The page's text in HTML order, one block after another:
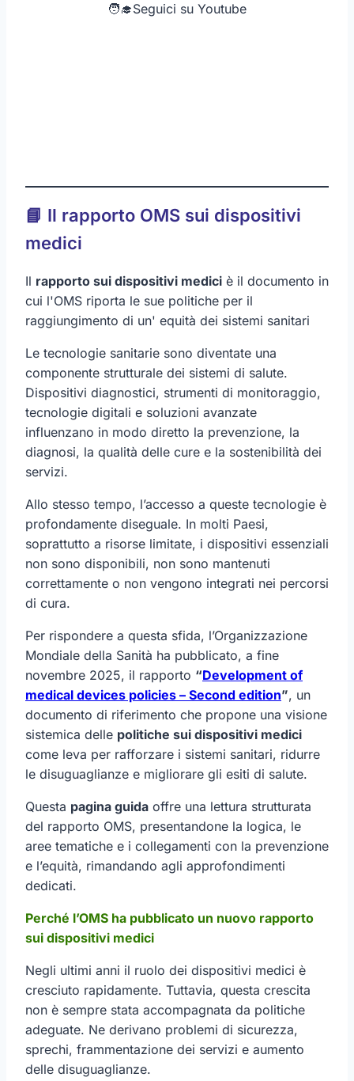
🧑‍🎓Seguici su Youtube
📘 Il rapporto OMS sui dispositivi
medici
Il rapporto sui dispositivi medici è il documento in
cui l'OMS riporta le sue politiche per il
raggiungimento di un' equità dei sistemi sanitari
Le tecnologie sanitarie sono diventate una
componente strutturale dei sistemi di salute.
Dispositivi diagnostici, strumenti di monitoraggio,
tecnologie digitali e soluzioni avanzate
influenzano in modo diretto la prevenzione, la
diagnosi, la qualità delle cure e la sostenibilità dei
servizi.
Allo stesso tempo, l’accesso a queste tecnologie è
profondamente diseguale. In molti Paesi,
soprattutto a risorse limitate, i dispositivi essenziali
non sono disponibili, non sono mantenuti
correttamente o non vengono integrati nei percorsi
di cura.
Per rispondere a questa sfida, l’Organizzazione
Mondiale della Sanità ha pubblicato, a fine
novembre 2025, il rapporto “Development of
medical devices policies – Second edition”, un
documento di riferimento che propone una visione
sistemica delle politiche sui dispositivi medici
come leva per rafforzare i sistemi sanitari, ridurre
le disuguaglianze e migliorare gli esiti di salute.
Questa pagina guida offre una lettura strutturata
del rapporto OMS, presentandone la logica, le
aree tematiche e i collegamenti con la prevenzione
e l’equità, rimandando agli approfondimenti
dedicati.
Perché l’OMS ha pubblicato un nuovo rapporto
sui dispositivi medici
Negli ultimi anni il ruolo dei dispositivi medici è
cresciuto rapidamente. Tuttavia, questa crescita
non è sempre stata accompagnata da politiche
adeguate. Ne derivano problemi di sicurezza,
sprechi, frammentazione dei servizi e aumento
delle disuguaglianze.